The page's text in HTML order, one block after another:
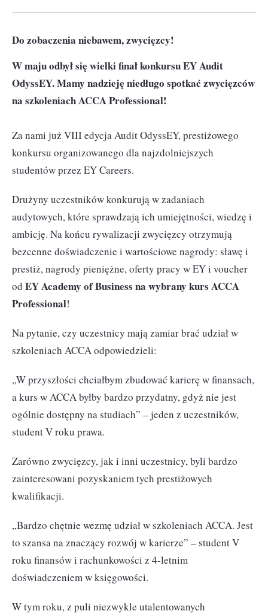
Do zobaczenia niebawem, zwycięzcy!
W maju odbył się wielki finał konkursu EY Audit
OdyssEY. Mamy nadzieję niedługo spotkać zwycięzców
na szkoleniach ACCA Professional!
Za nami już VIII edycja Audit OdyssEY, prestiżowego
konkursu organizowanego dla najzdolniejszych
studentów przez EY Careers.
Drużyny uczestników konkurują w zadaniach
audytowych, które sprawdzają ich umiejętności, wiedzę i
ambicję. Na końcu rywalizacji zwycięzcy otrzymują
bezcenne doświadczenie i wartościowe nagrody: sławę i
prestiż, nagrody pieniężne, oferty pracy w EY i voucher
od EY Academy of Business na wybrany kurs ACCA
Professional!
Na pytanie, czy uczestnicy mają zamiar brać udział w
szkoleniach ACCA odpowiedzieli:
„W przyszłości chciałbym zbudować karierę w finansach,
a kurs w ACCA byłby bardzo przydatny, gdyż nie jest
ogólnie dostępny na studiach” – jeden z uczestników,
student V roku prawa.
Zarówno zwycięzcy, jak i inni uczestnicy, byli bardzo
zainteresowani pozyskaniem tych prestiżowych
kwalifikacji.
„Bardzo chętnie wezmę udział w szkoleniach ACCA. Jest
to szansa na znaczący rozwój w karierze” – student V
roku finansów i rachunkowości z 4-letnim
doświadczeniem w księgowości.
W tym roku, z puli niezwykle utalentowanych